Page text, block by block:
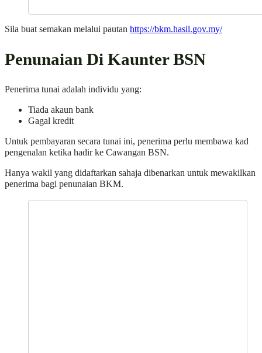
Sila buat semakan melalui pautan https://bkm.hasil.gov.my/
Penunaian Di Kaunter BSN
Penerima tunai adalah individu yang:
Tiada akaun bank
Gagal kredit
Untuk pembayaran secara tunai ini, penerima perlu membawa kad
pengenalan ketika hadir ke Cawangan BSN.
Hanya wakil yang didaftarkan sahaja dibenarkan untuk mewakilkan
penerima bagi penunaian BKM.